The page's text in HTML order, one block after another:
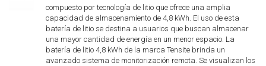
compuesto por tecnología de litio que ofrece una amplia
capacidad de almacenamiento de 4,8 kWh. El uso de esta
batería de litio se destina a usuarios que buscan almacenar
una mayor cantidad de energía en un menor espacio. La
batería de litio 4,8 kWh de la marca Tensite brinda un
avanzado sistema de monitorización remota. Se visualizan los